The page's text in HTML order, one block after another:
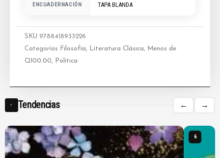
ENCUADERNACIÓN TAPA BLANDA
SKU 9788418933226
Categorías
Filosofía, Literatura Clásica,
Menos de
Q100.00, Politica
↑ Tendencias ← →